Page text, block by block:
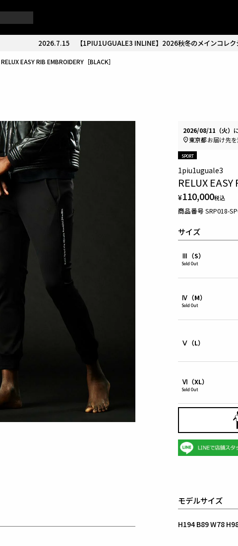
2026.7.15 【1PIU1UGUALE3 INLINE】2026秋冬のメインコレク
RELUX EASY RIB EMBROIDERY［BLACK］
SPORT
1piu1uguale3
RELUX EASY
¥110,000税込
商品番号 SRP018-
サイズ
Ⅲ（S）
Sold Out
Ⅳ（M）
Sold Out
Ⅴ（L）
Ⅵ（XL）
Sold Out
2026/08/11（火）
東京都お届け先
モデルサイズ
H194 B89 W78